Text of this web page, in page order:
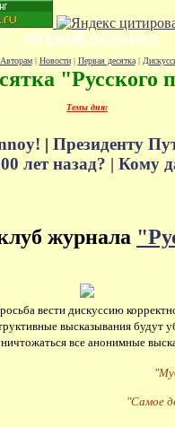
Авторам| Новости| Первая десятка|
"Русского
Темы дня:
| Президенту
лет назад? | Кому
журнала
вести дискуссию
высказывания будут
все анонимные
"Самое